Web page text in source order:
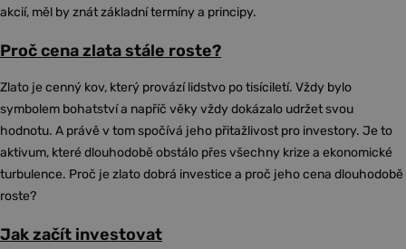
akcií, měl by znát základní termíny a principy.
Proč cena zlata stále roste?
Zlato je cenný kov, který provází lidstvo po tisíciletí. Vždy bylo
symbolem bohatství a napříč věky vždy dokázalo udržet svou
hodnotu. A právě v tom spočívá jeho přitažlivost pro investory. Je to
aktivum, které dlouhodobě obstálo přes všechny krize a ekonomické
turbulence. Proč je zlato dobrá investice a proč jeho cena dlouhodobě
roste?
Jak začít investovat